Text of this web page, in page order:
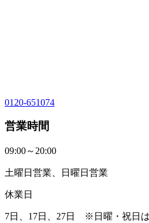
0120-651074
営業時間
09:00～20:00
土曜日営業、日曜日営業
休業日
7日、17日、27日 ※日曜・祝日は